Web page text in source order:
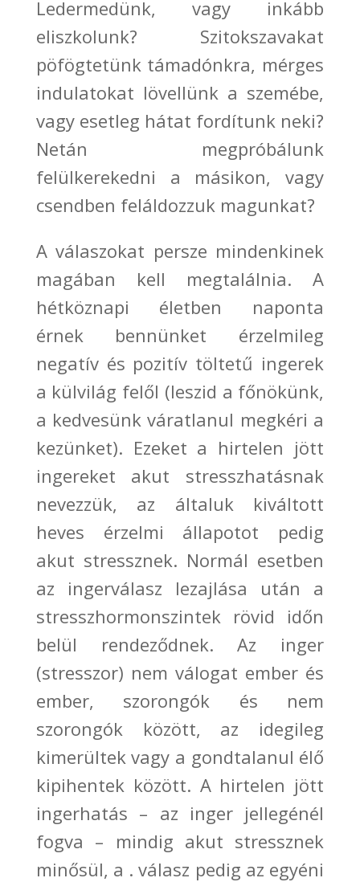
Ledermedünk, vagy inkább
eliszkolunk? Szitokszavakat
pöfögtetünk támadónkra, mérges
indulatokat lövellünk a szemébe,
vagy esetleg hátat fordítunk neki?
Netán megpróbálunk
felülkerekedni a másikon, vagy
csendben feláldozzuk magunkat?
A válaszokat persze mindenkinek
magában kell megtalálnia. A
hétköznapi életben naponta
érnek bennünket érzelmileg
negatív és pozitív töltetű ingerek
a külvilág felől (leszid a főnökünk,
a kedvesünk váratlanul megkéri a
kezünket). Ezeket a hirtelen jött
ingereket akut stresszhatásnak
nevezzük, az általuk kiváltott
heves érzelmi állapotot pedig
akut stressznek. Normál esetben
az ingerválasz lezajlása után a
stresszhormonszintek rövid időn
belül rendeződnek.Az inger
(stresszor) nem válogat ember és
ember, szorongók és nem
szorongók között, az idegileg
kimerültek vagy a gondtalanul élő
kipihentek között. A hirtelen jött
ingerhatás – az inger jellegénél
fogva – mindig akut stressznek
minősül, a . válasz pedig az egyéni